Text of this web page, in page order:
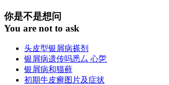
你是不是想问
You are not to ask
头皮型银屑病搽剂
银屑病遗传吗悉厶 心乺
银屑病和猫藓
初期牛皮癣图片及症状